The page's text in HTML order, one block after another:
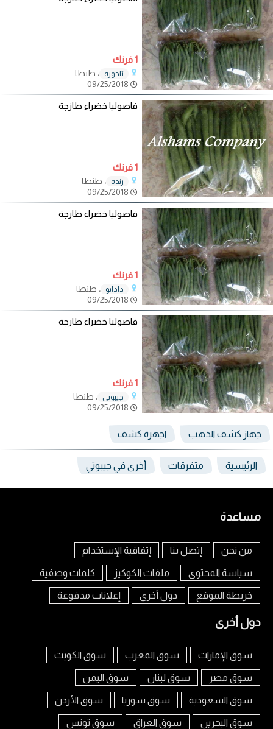
1 فرنك
تاجوره
، طنطا
فاصوليا خضراء طازجة
1 فرنك
رنده
، طنطا
فاصوليا خضراء طازجة
1 فرنك
داداتو
، طنطا
فاصوليا خضراء طازجة
1 فرنك
جيبوتي
، طنطا
جهاز كشف الذهب اجهزة كشف
الرئيسية متفرقات أخرى في جيبوتي
مساعدة
من نحن إتصل بنا إتفاقية الإستخدام
سياسة المحتوى ملفات الكوكيز كلمات وصفية
خريطة الموقع دول أخرى إعلانات مدفوعة
دول أخرى
سوق الإمارات سوق المغرب سوق الكويت
سوق مصر سوق لبنان سوق اليمن
سوق السعودية سوق سوريا سوق الأردن
سوق البحرين سوق العراق سوق تونس